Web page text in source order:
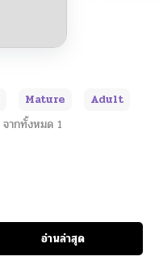
Mature
Adult
จากทั้งหมด 1
อ่านล่าสุด